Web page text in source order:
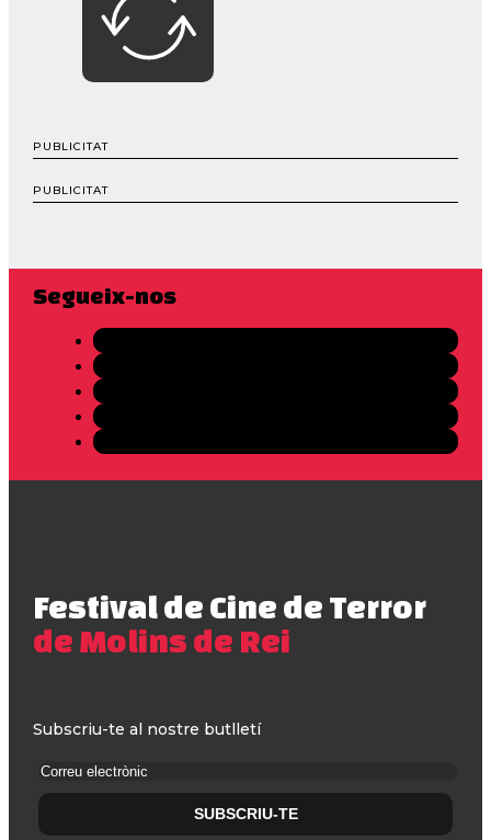
PUBLICITAT
PUBLICITAT
Segueix-nos
Festival de Cine de Terror
de Molins de Rei
Subscriu-te al nostre butlletí